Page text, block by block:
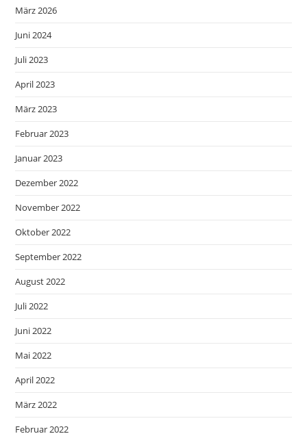
März 2026
Juni 2024
Juli 2023
April 2023
März 2023
Februar 2023
Januar 2023
Dezember 2022
November 2022
Oktober 2022
September 2022
August 2022
Juli 2022
Juni 2022
Mai 2022
April 2022
März 2022
Februar 2022